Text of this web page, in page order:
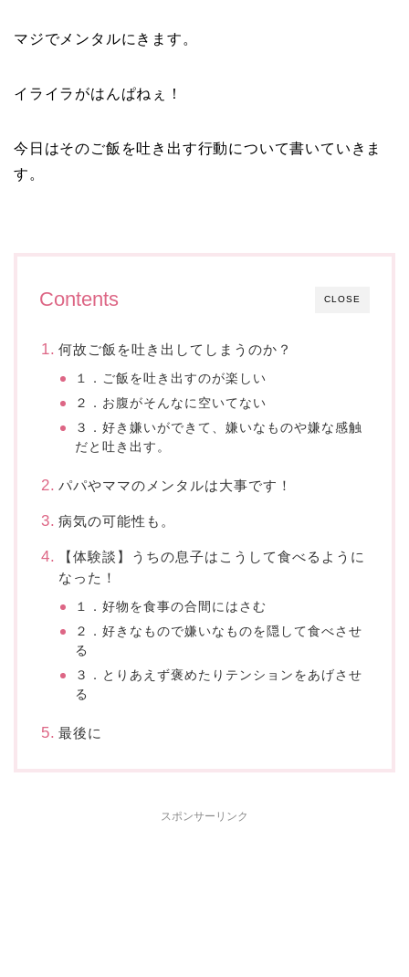
マジでメンタルにきます。
イライラがはんぱねぇ！
今日はそのご飯を吐き出す行動について書いていきま
す。
CLOSE
Contents
何故ご飯を吐き出してしまうのか？
１．ご飯を吐き出すのが楽しい
２．お腹がそんなに空いてない
３．好き嫌いができて、嫌いなものや嫌な感触
だと吐き出す。
パパやママのメンタルは大事です！
病気の可能性も。
【体験談】うちの息子はこうして食べるように
なった！
１．好物を食事の合間にはさむ
２．好きなもので嫌いなものを隠して食べさせ
る
３．とりあえず褒めたりテンションをあげさせ
る
最後に
スポンサーリンク